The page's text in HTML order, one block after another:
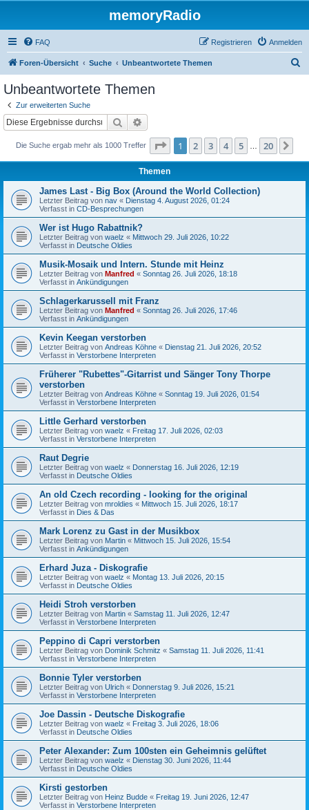
memoryRadio
FAQ Anmelden
Registrieren
Foren-Übersicht Suche Unbeantwortete Themen
Unbeantwortete Themen
Zur erweiterten Suche
Suche
Die Suche ergab mehr als 1000 Treffer Seite 1von 20
1 2 3 4 5 20
Themen
James Last - Big Box (Around the World Collection)
Letzter Beitrag von nav « Dienstag 4. August 2026, 01:24
Verfasst in CD-Besprechungen
Wer ist Hugo Rabattnik?
Letzter Beitrag von waelz « Mittwoch 29. Juli 2026, 10:22
Verfasst in Deutsche Oldies
Musik-Mosaik und Intern. Stunde mit Heinz
Letzter Beitrag von Manfred « Sonntag 26. Juli 2026, 18:18
Verfasst in Ankündigungen
Schlagerkarussell mit Franz
Letzter Beitrag von Manfred « Sonntag 26. Juli 2026, 17:46
Verfasst in Ankündigungen
Kevin Keegan verstorben
Letzter Beitrag von Andreas Köhne « Dienstag 21. Juli 2026, 20:52
Verfasst in Verstorbene Interpreten
Früherer "Rubettes"-Gitarrist und Sänger Tony Thorpe
verstorben
Letzter Beitrag von Andreas Köhne « Sonntag 19. Juli 2026, 01:54
Verfasst in Verstorbene Interpreten
Little Gerhard verstorben
Letzter Beitrag von waelz « Freitag 17. Juli 2026, 02:03
Verfasst in Verstorbene Interpreten
Raut Degrie
Letzter Beitrag von waelz « Donnerstag 16. Juli 2026, 12:19
Verfasst in Deutsche Oldies
An old Czech recording - looking for the original
Letzter Beitrag von mroldies « Mittwoch 15. Juli 2026, 18:17
Verfasst in Dies & Das
Mark Lorenz zu Gast in der Musikbox
Letzter Beitrag von Martin « Mittwoch 15. Juli 2026, 15:54
Verfasst in Ankündigungen
Erhard Juza - Diskografie
Letzter Beitrag von waelz « Montag 13. Juli 2026, 20:15
Verfasst in Deutsche Oldies
Heidi Stroh verstorben
Letzter Beitrag von Martin « Samstag 11. Juli 2026, 12:47
Verfasst in Verstorbene Interpreten
Peppino di Capri verstorben
Letzter Beitrag von Dominik Schmitz « Samstag 11. Juli 2026, 11:41
Verfasst in Verstorbene Interpreten
Bonnie Tyler verstorben
Letzter Beitrag von Ulrich « Donnerstag 9. Juli 2026, 15:21
Verfasst in Verstorbene Interpreten
Joe Dassin - Deutsche Diskografie
Letzter Beitrag von waelz « Freitag 3. Juli 2026, 18:06
Verfasst in Deutsche Oldies
Peter Alexander: Zum 100sten ein Geheimnis gelüftet
Letzter Beitrag von waelz « Dienstag 30. Juni 2026, 11:44
Verfasst in Deutsche Oldies
Kirsti gestorben
Letzter Beitrag von Heinz Budde « Freitag 19. Juni 2026, 12:47
Verfasst in Verstorbene Interpreten